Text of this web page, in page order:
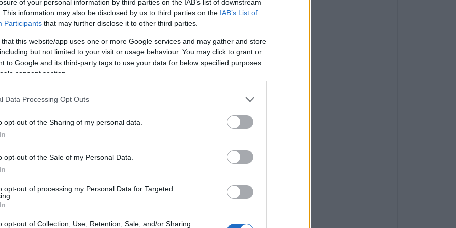
of your personal information by third parties on the IAB’s list of downstream
This information may also be disclosed by us to third parties on the IAB’s List of
Participants that may further disclose it to other third parties.
that this website/app uses one or more Google services and may gather and store
but not limited to your visit or usage behaviour. You may click to grant or
to Google and its third-party tags to use your data for below specified purposes
consent section.
Data Processing Opt Outs
opt-out of the Sharing of my personal data.
opt-out of the Sale of my Personal Data.
opt-out of processing my Personal Data for Targeted
opt-out of Collection, Use, Retention, Sale, and/or Sharing
2026, με απόφαση της διαχειρίστριας
απαραίτητες εργασίες στο διάδρομο
περιόδων, τυχόν πτήσεις επείγοντος
διάσωσης, πυρόσβεσης, ανθρωπιστικές,
θα είναι δυνατό να πραγματοποιούνται από
θα παρέχονται κανονικά.
στην περαιτέρω ενίσχυση του ήδη υψηλού
μεταξύ άλλων, εκτενείς παρεμβάσεις
(Runway Strips) και των περιοχών ασφαλείας
Παραχώρησης. Πραγματοποιούνται δε, με
μιας και η υποστήριξη της βιώσιμης
βασικές αρχές της Fraport Greece.
απαραίτητη, λόγω του μεγέθους και της
των εργασιών έχει γίνει έτσι ώστε τα